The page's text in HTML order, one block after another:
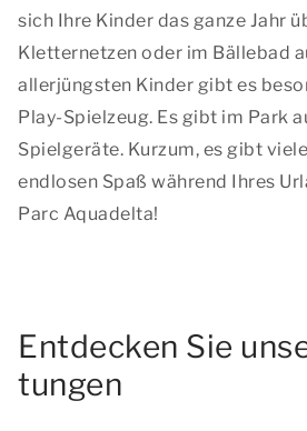
sich Ihre Kinder das ganze Jahr
Kletternetzen oder im Bällebad
allerjüngsten Kinder gibt es
Play-Spielzeug. Es gibt im Park
Spielgeräte. Kurzum, es gibt
endlosen Spaß während Ihres
Parc Aquadelta!
E­ntd­eck­en ­Sie­
tun­gen